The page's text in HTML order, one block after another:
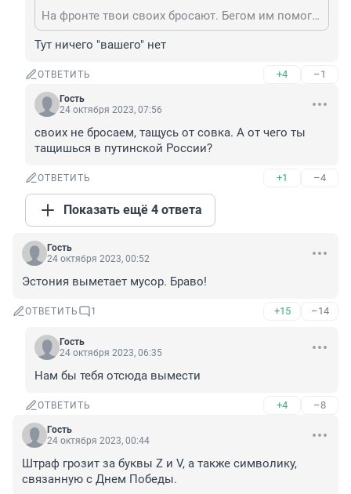
На фронте твои своих бросают. Бегом им помогать, нечего на нашем ресурсе строчить ежесуточно
Тут ничего "вашего" нет
ОТВЕТИТЬ +4 –1
Гость
24 октября 2023, 07:56
своих не бросаем, тащусь от совка. А от чего ты
тащишься в путинской России?
ОТВЕТИТЬ +1 –4
Показать ещё 4 ответа
Гость
24 октября 2023, 00:52
Эстония выметает мусор. Браво!
ОТВЕТИТЬ 1 +15 –14
Гость
24 октября 2023, 06:35
Нам бы тебя отсюда вымести
ОТВЕТИТЬ +4 –8
Гость
24 октября 2023, 00:44
Штраф грозит за буквы Z и V, а также символику,
связанную с Днем Победы.